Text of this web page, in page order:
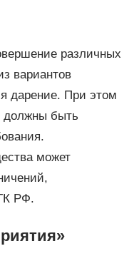
различных
вариантов
дарение. При этом
должны быть
может
РФ.